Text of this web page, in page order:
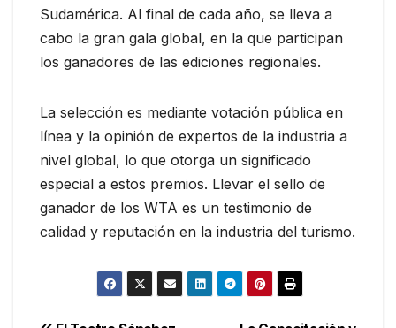
Sudamérica. Al final de cada año, se lleva a
cabo la gran gala global, en la que participan
los ganadores de las ediciones regionales.
La selección es mediante votación pública en
línea y la opinión de expertos de la industria a
nivel global, lo que otorga un significado
especial a estos premios. Llevar el sello de
ganador de los WTA es un testimonio de
calidad y reputación en la industria del turismo.